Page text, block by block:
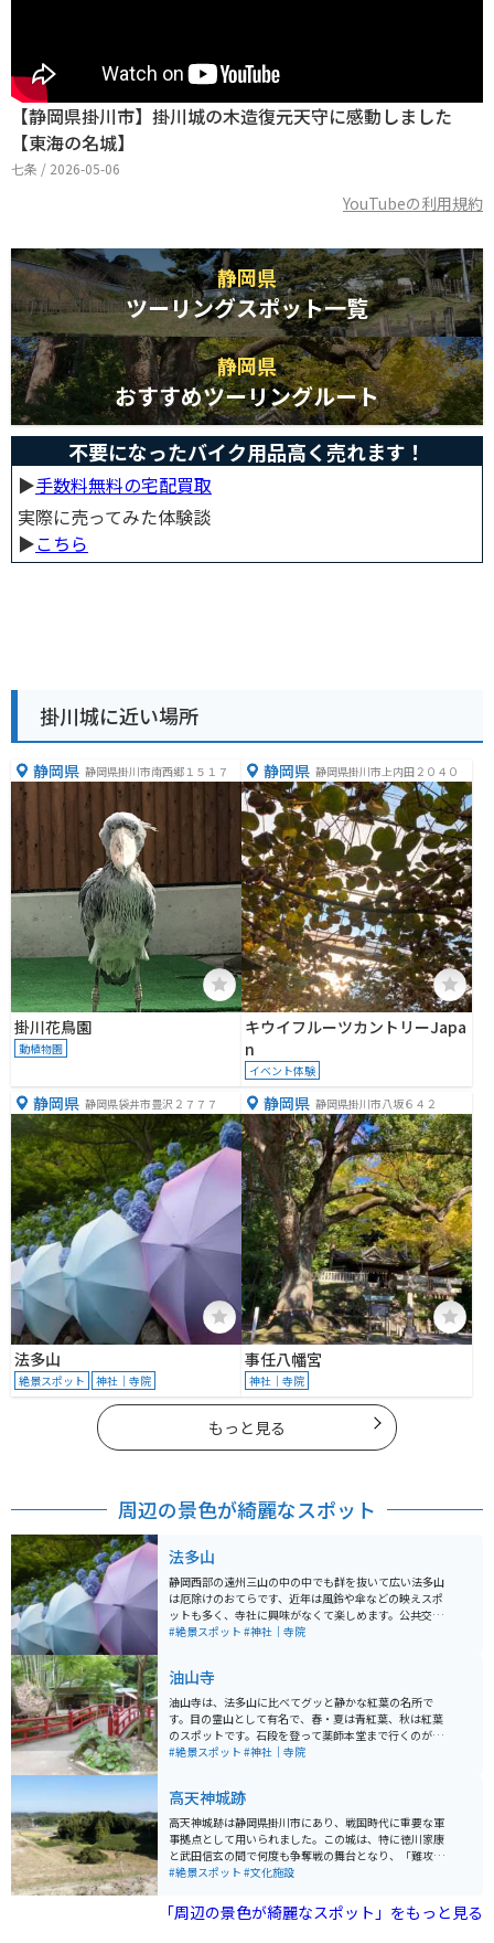
【静岡県掛川市】掛川城の木造復元天守に感動しました
【東海の名城】
七条 / 2026-05-06
YouTubeの利用規約
静岡県
ツーリングスポット一覧
静岡県
おすすめツーリングルート
不要になったバイク用品高く売れます！
▶︎手数料無料の宅配買取
実際に売ってみた体験談
▶︎こちら
掛川城に近い場所
静岡県 静岡県掛川市南西郷１５１７
掛川花鳥園
動植物園
静岡県 静岡県掛川市上内田２０４０
キウイフルーツカントリーJapa
n
イベント体験
静岡県 静岡県袋井市豊沢２７７７
法多山
絶景スポット 神社｜寺院
静岡県 静岡県掛川市八坂６４２
事任八幡宮
神社｜寺院
もっと見る
周辺の景色が綺麗なスポット
法多山
静岡西部の遠州三山の中の中でも群を抜いて広い法多山
は厄除けのおてらです、近年は風鈴や傘などの映えスポ
ットも多く、寺社に興味がなくて楽しめます。公共交通
機関で行きにくいのでマイカーかバイクでいくのがぴっ
おでんが人気です。
#絶景スポット #神社｜寺院
油山寺
油山寺は、法多山に比べてグッと静かな紅葉の名所で
す。目の霊山として有名で、春・夏は青紅葉、秋は紅葉
のスポットです。石段を登って薬師本堂まで行くのが、
定番コースです。途中、三重の塔もあり、あちこち見応
ませんが、境内に一休庵というお休み処があり、ごりや
くまんじゅうが人気です。週末は午前中で売り切れにな
るほど人気なので食べたい人は早めに行くことをオスス
メします。薬師本堂まで15分、森林浴を楽しみながら来
るライダーもいます。駐車場も無料です。
#絶景スポット #神社｜寺院
高天神城跡
高天神城跡は静岡県掛川市にあり、戦国時代に重要な軍
事拠点として用いられました。この城は、特に徳川家康
と武田信玄の間で何度も争奪戦の舞台となり、「難攻不
落の城」として知られています。標高132メートルの鶴
は遠江を制す」と言われ「難攻不落の名城」と呼ばれて
いましたが、家康の兵糧攻めに遭い落城しました。 美し
#絶景スポット #文化施設
「周辺の景色が綺麗なスポット」をもっと見る